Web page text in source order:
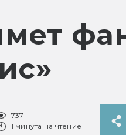
737
1 минута на чтение